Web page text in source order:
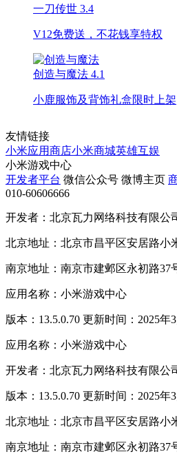
一刀传世 3.4
V12免费送，不花钱享特权
创造与魔法 4.1
小鹿服饰及背饰礼盒限时上架
友情链接
小米应用商店小米商城英雄互娱
小米游戏中心
开发者平台 微信公众号 微博主页
010-60606666
开发者：北京瓦力网络科技有限公
北京地址：北京市昌平区安居路小
南京地址：南京市建邺区永初路37
应用名称：小米游戏中心
版本：13.5.0.70 更新时间：2025年3
应用名称：小米游戏中心
开发者：北京瓦力网络科技有限公
版本：13.5.0.70 更新时间：2025年3
北京地址：北京市昌平区安居路小
南京地址：南京市建邺区永初路37